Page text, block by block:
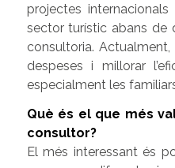
projectes
sector turístic abans de
consultoria.
despeses i millorar
especialment les
Què és el que més
consultor?
El més interessant és